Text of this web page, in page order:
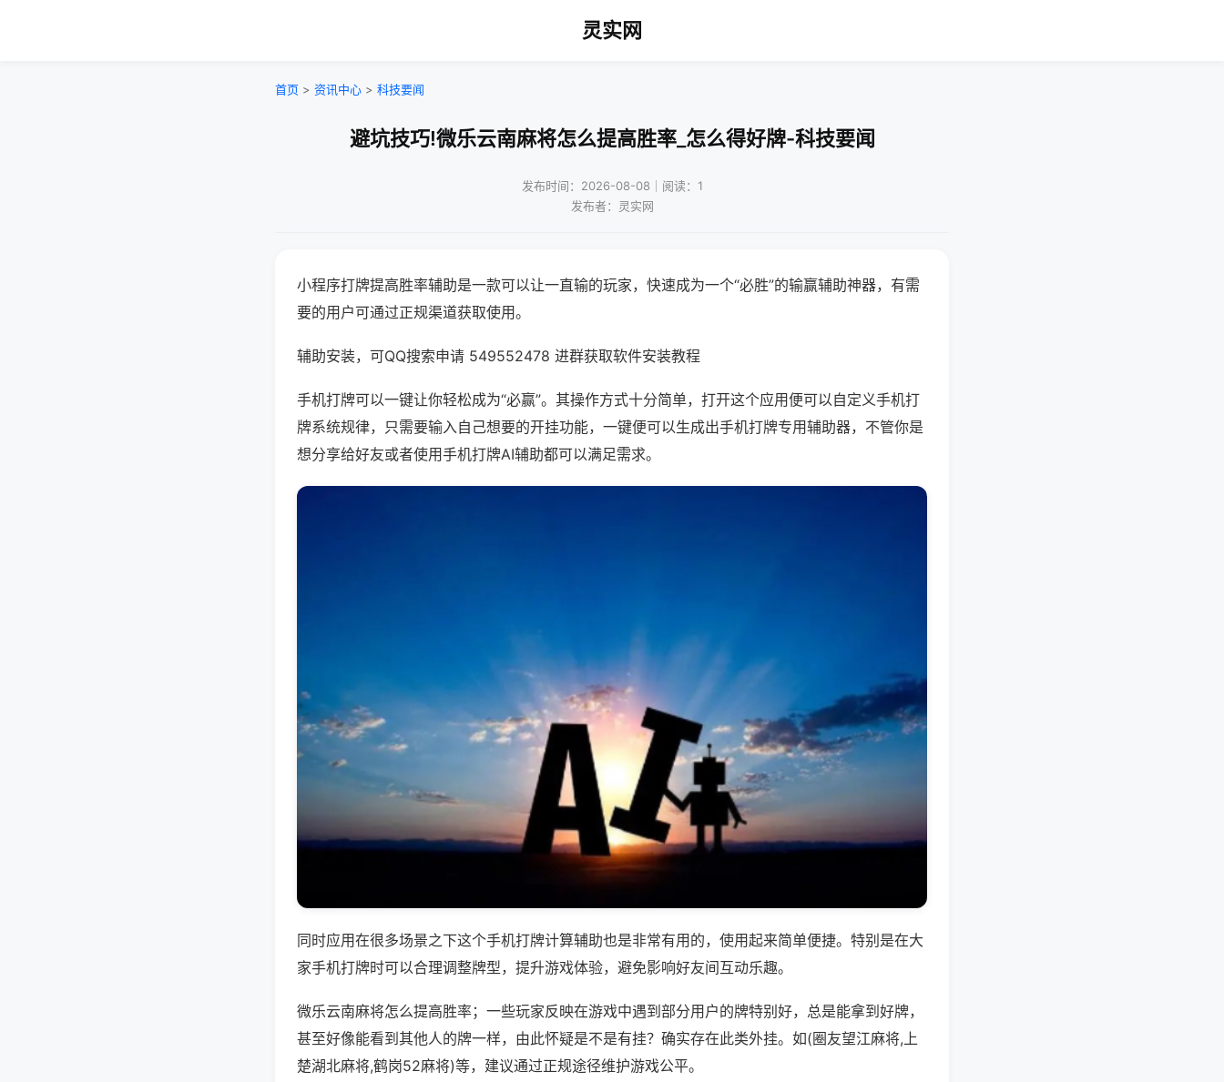
灵实网
首页 > 资讯中心 > 科技要闻
避坑技巧!微乐云南麻将怎么提高胜率_怎么得好牌-科技要闻
发布时间：2026-08-08｜阅读：1
发布者：灵实网
小程序打牌提高胜率辅助是一款可以让一直输的玩家，快速成为一个“必胜”的输赢辅助神器，有需
要的用户可通过正规渠道获取使用。
辅助安装，可QQ搜索申请 549552478 进群获取软件安装教程
手机打牌可以一键让你轻松成为“必赢”。其操作方式十分简单，打开这个应用便可以自定义手机打
牌系统规律，只需要输入自己想要的开挂功能，一键便可以生成出手机打牌专用辅助器，不管你是
想分享给好友或者使用手机打牌AI辅助都可以满足需求。
同时应用在很多场景之下这个手机打牌计算辅助也是非常有用的，使用起来简单便捷。特别是在大
家手机打牌时可以合理调整牌型，提升游戏体验，避免影响好友间互动乐趣。
微乐云南麻将怎么提高胜率；一些玩家反映在游戏中遇到部分用户的牌特别好，总是能拿到好牌，
甚至好像能看到其他人的牌一样，由此怀疑是不是有挂？确实存在此类外挂。如(圈友望江麻将,上
楚湖北麻将,鹤岗52麻将)等，建议通过正规途径维护游戏公平。